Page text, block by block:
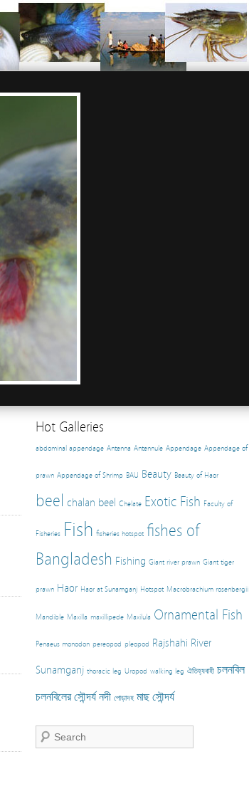
Hot Galleries
abdominal appendage Antenna Antennule Appendage Appendage of
prawn Appendage of Shrimp BAU Beauty Beauty of Haor
beel chalan beel Chelate Exotic Fish Faculty of
Fisheries Fish fisheries hotspot fishes of
Bangladesh Fishing Giant river prawn Giant tiger
prawn Haor Haor at Sunamganj Hotspot Macrobrachium rosenbergii
Mandible Maxilla maxillipede Maxilula Ornamental Fish
Penaeus monodon pereopod pleopod Rajshahi River
Sunamganj thoracic leg Uropod walking leg ঐতিহ্যবাহী চলনবিল
চলনবিলের সৌন্দর্য নদী পোড়াদহ মাছ সৌন্দর্য